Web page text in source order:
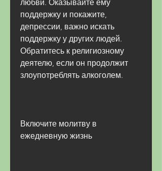
любви. Оказывайте ему
поддержку и покажите,
депрессии, важно искать
поддержку у других людей.
Обратитесь к религиозному
деятелю, если он продолжит
злоупотреблять алкоголем.
Включите молитву в
ежедневную жизнь